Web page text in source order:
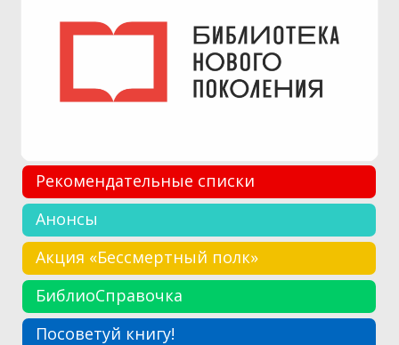
Рекомендательные списки
Анонсы
Акция «Бессмертный полк»
БиблиоСправочка
Посоветуй книгу!